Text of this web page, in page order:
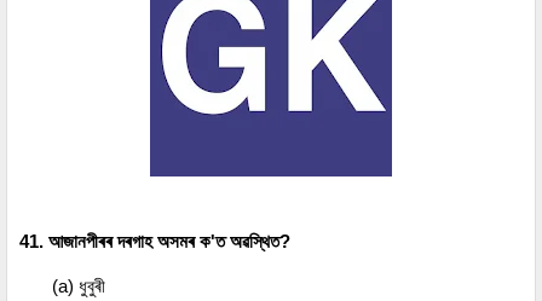
41. আজানপীৰৰ দৰগাহ অসমৰ ক'ত অৱস্থিত?
(a) ধুবুৰী